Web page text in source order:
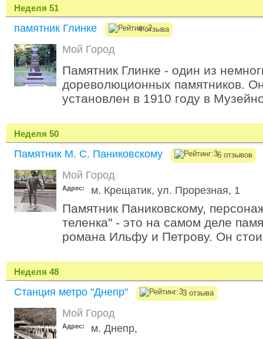
Неделя 51
памятник Глинке 4 отзыва
Мой Город
Памятник Глинке - один из
дореволюционных памятников.
установлен в 1910 году в
Неделя 50
Памятник М. С. Паниковскому 6 отзывов
Мой Город
Адрес: м. Крещатик, ул. Прорезная, 1
Памятник Паниковскому,
теленка" - это на самом деле
романа Ильфу и Петрову. Он
Неделя 48
Станция метро "Днепр" 3 отзыва
Мой Город
Адрес: м. Днепр,